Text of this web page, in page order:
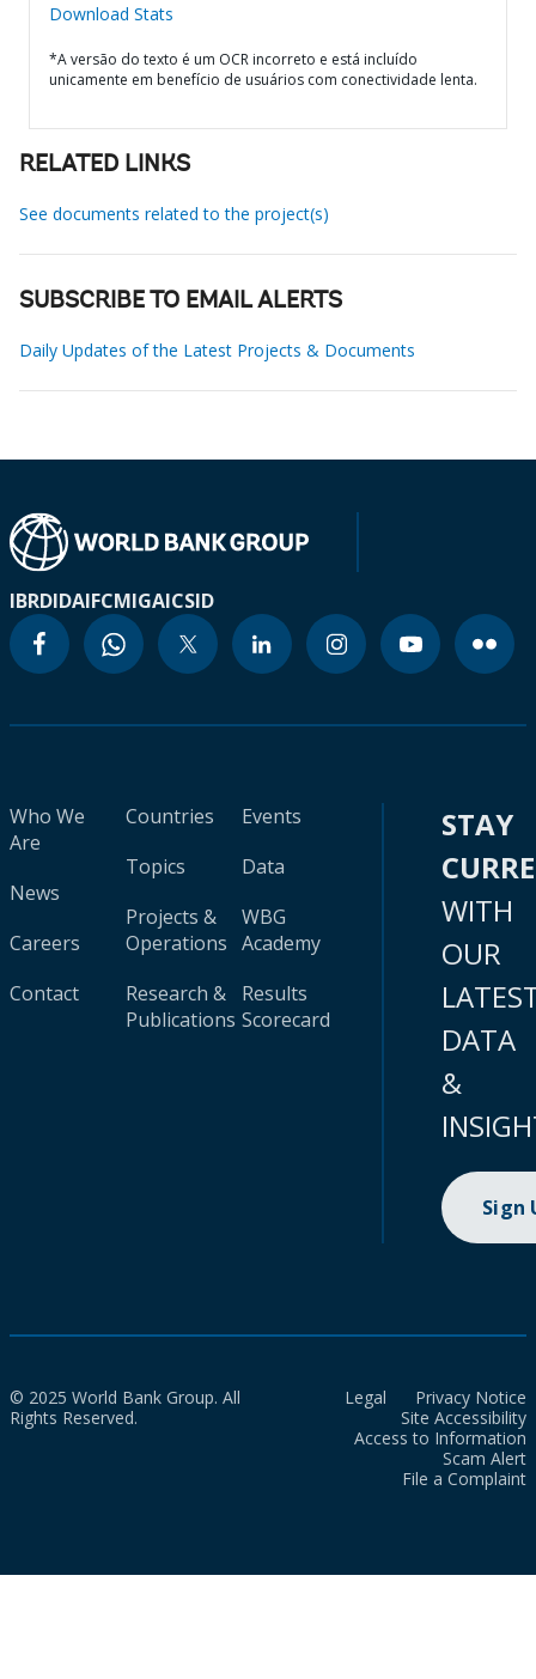
Download Stats
*A versão do texto é um OCR incorreto e está incluído
unicamente em benefício de usuários com conectividade lenta.
RELATED LINKS
See documents related to the project(s)
SUBSCRIBE TO EMAIL ALERTS
Daily Updates of the Latest Projects & Documents
IBRDIDAIFCMIGAICSID
Who We
Are
News
Careers
Contact
Countries
Topics
Projects &
Operations
Research &
Publications
Events
Data
WBG
Academy
Results
Scorecard
STAY
WITH
OUR
DATA
&
Sign
© 2025 World Bank Group. All
Rights Reserved.
Legal
Privacy Notice
Site Accessibility
Access to Information
Scam Alert
File a Complaint